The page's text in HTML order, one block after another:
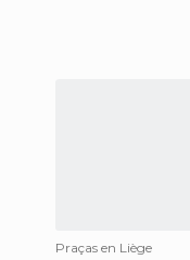
Praças en Liège